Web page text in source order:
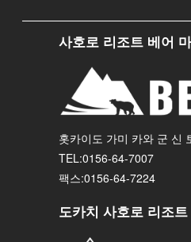
사호로 리조트 베어
홋카이도 가미 카와 군 신
TEL:0156-64-7007
팩스:0156-64-7224
도카치 사호로 리조트